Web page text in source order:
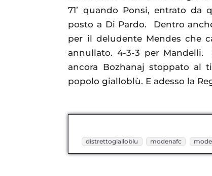
71’ quando Ponsi, entrato
posto a Di Pardo. Dentro
per il deludente Mendes che
annullato. 4-3-3 per Mandelli.
ancora Bozhanaj stoppato al
popolo gialloblù. E adesso la
distrettogialloblu modenafc